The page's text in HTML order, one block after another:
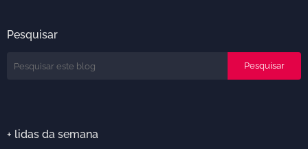
Pesquisar
+ lidas da semana